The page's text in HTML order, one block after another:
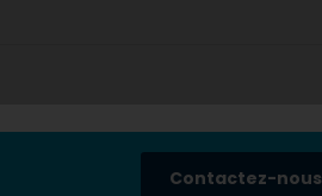
Contactez-nous